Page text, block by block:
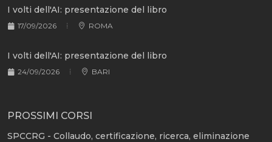
I volti dell'AI: presentazione del libro
17/09/2026 ROMA
I volti dell'AI: presentazione del libro
24/09/2026 BARI
PROSSIMI CORSI
SPCCRG - Collaudo, certificazione, ricerca, eliminazione